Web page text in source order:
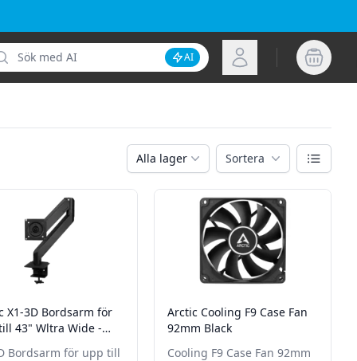
Inaktivera AI-sökning
AI Logga in
Alla lager Sortera Växla vy
X1-3D Bordsarm för
43" Wltra Wide -
Bordsarm för upp till
Arctic Cooling F9 Case Fan
92mm Black
Cooling F9 Case Fan 92mm